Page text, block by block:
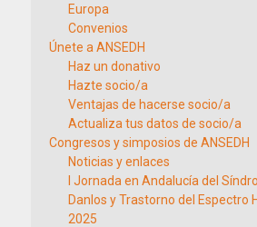
Europa
Convenios
Únete a ANSEDH
Haz un donativo
Hazte socio/a
Ventajas de hacerse socio/a
Actualiza tus datos de socio/a
Congresos y simposios de ANSEDH
Noticias y enlaces
I Jornada en Andalucía del
Danlos y Trastorno del Espectro
2025